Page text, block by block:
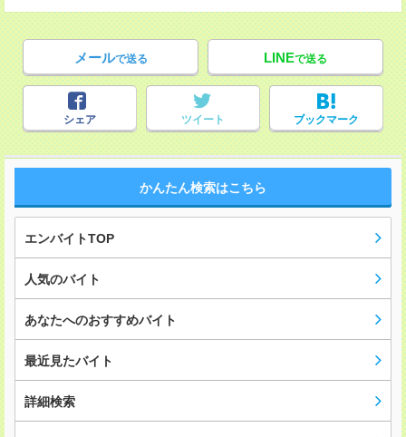
メールで送る LINEで送る
シェア ツイート ブックマーク
かんたん検索はこちら
エンバイトTOP
人気のバイト
あなたへのおすすめバイト
最近見たバイト
詳細検索